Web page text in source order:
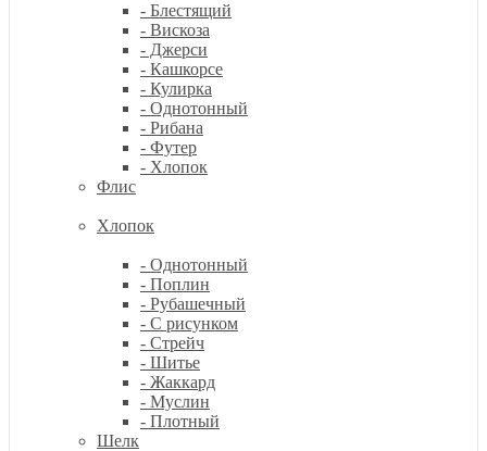
- Блестящий
- Вискоза
- Джерси
- Кашкорсе
- Кулирка
- Однотонный
- Рибана
- Футер
- Хлопок
Флис
Хлопок
- Однотонный
- Поплин
- Рубашечный
- С рисунком
- Стрейч
- Шитье
- Жаккард
- Муслин
- Плотный
Шелк